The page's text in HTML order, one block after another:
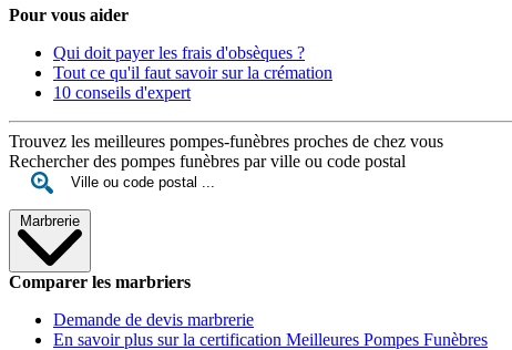
Pour vous aider
Qui doit payer les frais d'obsèques ?
Tout ce qu'il faut savoir sur la crémation
10 conseils d'expert
Trouvez les meilleures pompes-funèbres proches de chez vous
Rechercher des pompes funèbres par ville ou code postal
Marbrerie
Comparer les marbriers
Demande de devis marbrerie
En savoir plus sur la certification Meilleures Pompes Funèbres